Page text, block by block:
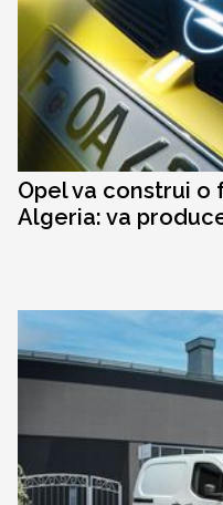
Opel va construi o
Algeria: va